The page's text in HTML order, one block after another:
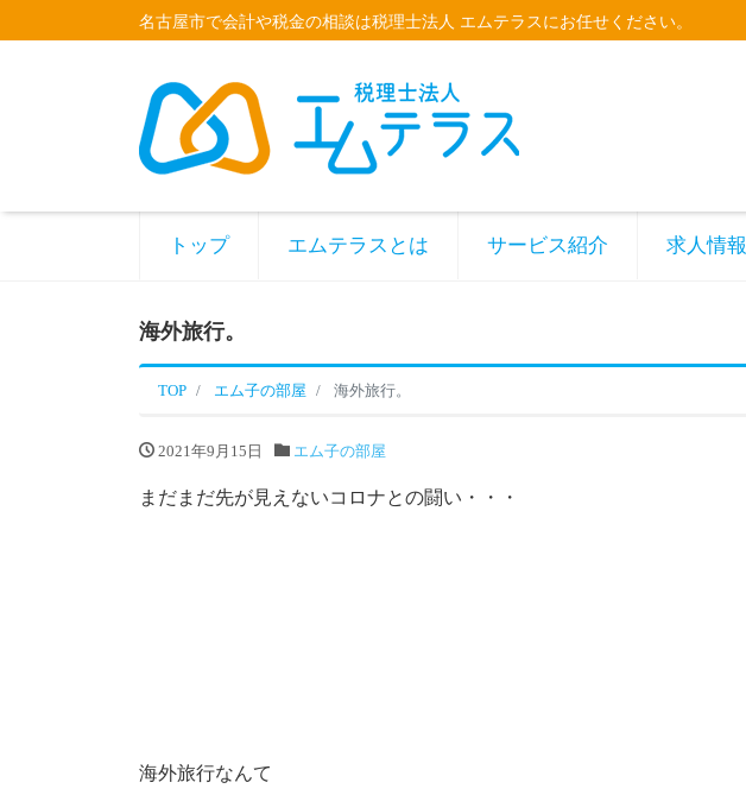
名古屋市で会計や税金の相談は税理士法人 エムテラスにお任せください。
トップ エムテラスとは サービス紹介 求人情報
海外旅行。
TOP エム子の部屋 海外旅行。
2021年9月15日 エム子の部屋
まだまだ先が見えないコロナとの闘い・・・
海外旅行なんて